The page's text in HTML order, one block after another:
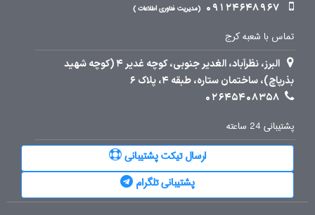
09124648967 مدیریت فناوری اطلاعات
تماس با شعبه کرج
البرز، نظرآباد، الغدیر جنوبی، کوچه غدیر 4 (کوچه شهید
بذرپاچ)، ساختمان ستاره، طبقه 4، پلاک 6
02645408358
پشتیبانی 24 ساعته
ارسال تیکت پشتیبانی
پشتیبانی تلگرام